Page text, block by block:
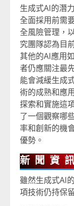
生成式AI的潛
全面採用前需
全風險管理，
究團隊認為目
其他的AI應用
者仍應關注最
能會減緩生成
術的成熟和應
探索和實施這
了一個觀察哪
率和創新的機
優勢。
新聞資
雖然生成式AI
項技術仍持保